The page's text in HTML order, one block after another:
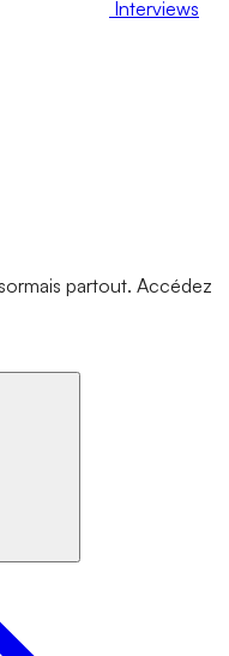
Interviews
partout. Accédez